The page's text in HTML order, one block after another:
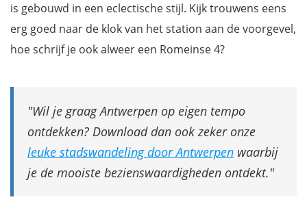
De Bourla schouwburg en de Stadsschouwburg
Het Felix Pakhuis
De zaterdagmarkt
Chocolate Nation
Plantin-Moretusmuseum
Museum van Hedendaagse Kunst (MUHKA)
is gebouwd in een eclectische stijl. Kijk trouwens eens
erg goed naar de klok van het station aan de voorgevel,
hoe schrijf je ook alweer een Romeinse 4?
Wil je graag Antwerpen op eigen tempo
ontdekken? Download dan ook zeker onze
leuke stadswandeling door Antwerpen waarbij
je de mooiste bezienswaardigheden ontdekt.